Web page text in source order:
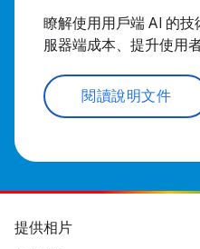
瞭解使用用戶端 AI 的
服器端成本、提升使用
閱讀說明文件
提供相片